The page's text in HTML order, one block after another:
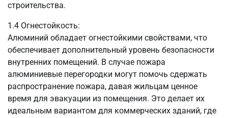
строительства.
1.4 Огнестойкость:
Алюминий обладает огнестойкими свойствами, что
обеспечивает дополнительный уровень безопасности
внутренних помещений. В случае пожара
алюминиевые перегородки могут помочь сдержать
распространение пожара, давая жильцам ценное
время для эвакуации из помещения. Это делает их
идеальным вариантом для коммерческих зданий, где